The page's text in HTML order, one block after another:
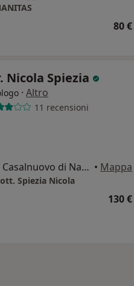
80 €
Nicola Spiezia
· Altro
11 recensioni
Viale dei Ligustri 45, Casalnuovo di Napoli • Mappa
Spiezia Nicola
130 €